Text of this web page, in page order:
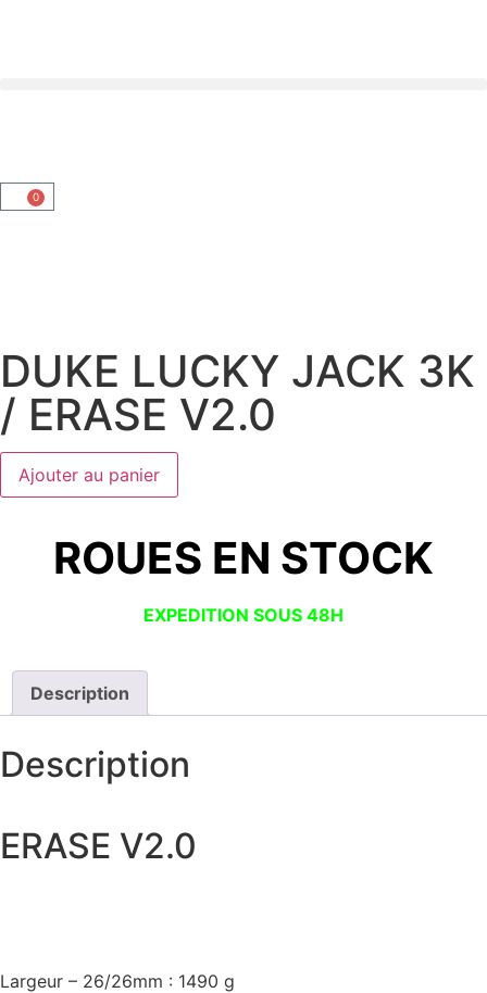
0
DUKE LUCKY JACK 3K
/ ERASE V2.0
Ajouter au panier
ROUES EN STOCK
EXPEDITION SOUS 48H
Description
Description
ERASE V2.0
Largeur – 26/26mm : 1490 g